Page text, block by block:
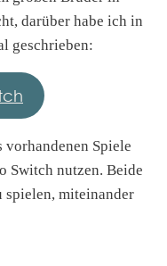
darüber habe ich in
geschrieben:
Spiele
Switch nutzen. Beide
spielen, miteinander